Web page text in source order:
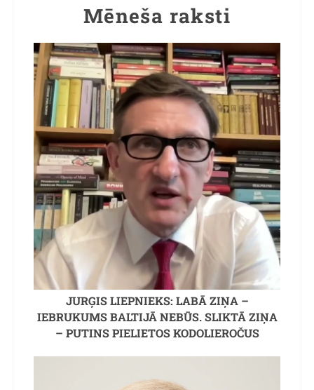
Mēneša raksti
JURĢIS LIEPNIEKS: LABĀ ZIŅA –
IEBRUKUMS BALTIJĀ NEBŪS. SLIKTĀ ZIŅA
– PUTINS PIELIETOS KODOLIEROČUS